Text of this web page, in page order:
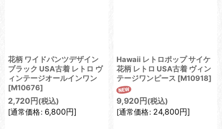
花柄 ワイドパンツデザイン
ブラック USA古着 レトロ ヴ
ィンテージオールインワン
[M10676]
2,720 円 (税込)
[通常価格: 6,800円]
Hawaii レトロポップ サイケ
花柄 レトロ USA古着 ヴィン
テージワンピース [M10918]
9,920 円 (税込)
[通常価格: 24,800円]